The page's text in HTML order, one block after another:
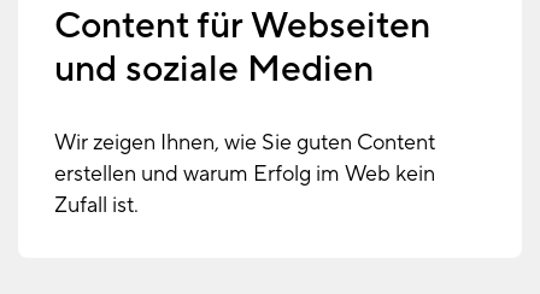
Content für Webseiten
und soziale Medien
Wir zeigen Ihnen, wie Sie guten Content
erstellen und warum Erfolg im Web kein
Zufall ist.